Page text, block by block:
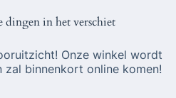
in het verschiet
Onze winkel wordt
zal binnenkort online komen!